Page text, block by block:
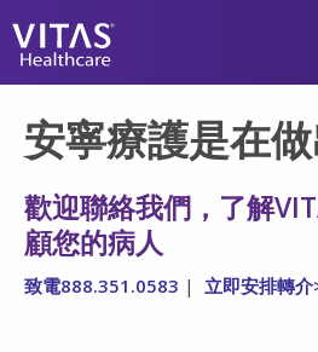
安寧療護基本概述
我們的服務
醫療服務專業人員
家庭與照顧者
安寧療護是在
歡迎聯絡我們，了解
顧您的病人
致電888.351.0583 | 立即安排轉介